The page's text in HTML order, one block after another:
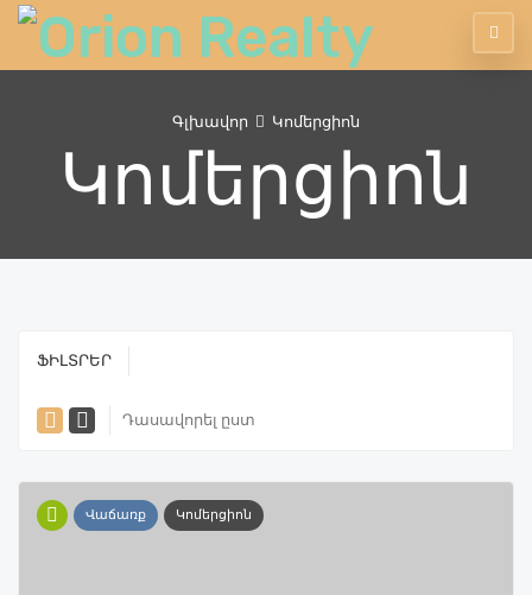
Գլխավոր Կոմերցիոն
Կոմերցիոն
ՖԻԼՏՐԵՐ
Դասավորել ըստ
Վաճառք Կոմերցիոն